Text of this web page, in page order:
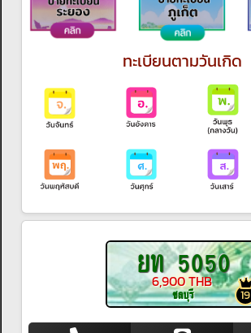
ทะเบียนตามวันเกิด
ยท 5050
19
6,900 THB
ชลบุรี